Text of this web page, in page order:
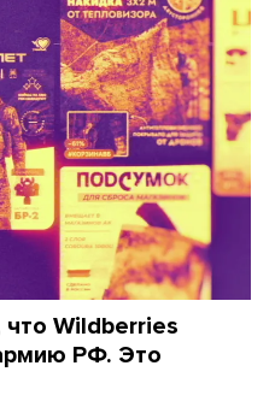
Wildberries
РФ. Это